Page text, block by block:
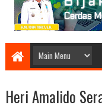
Heri Amalido